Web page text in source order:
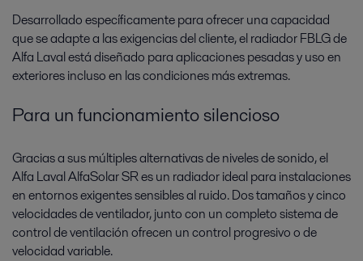
Desarrollado específicamente para ofrecer una capacidad
que se adapte a las exigencias del cliente, el radiador FBLG de
Alfa Laval está diseñado para aplicaciones pesadas y uso en
exteriores incluso en las condiciones más extremas.
Para un funcionamiento silencioso
Gracias a sus múltiples alternativas de niveles de sonido, el
Alfa Laval AlfaSolar SR es un radiador ideal para instalaciones
en entornos exigentes sensibles al ruido. Dos tamaños y cinco
velocidades de ventilador, junto con un completo sistema de
control de ventilación ofrecen un control progresivo o de
velocidad variable.